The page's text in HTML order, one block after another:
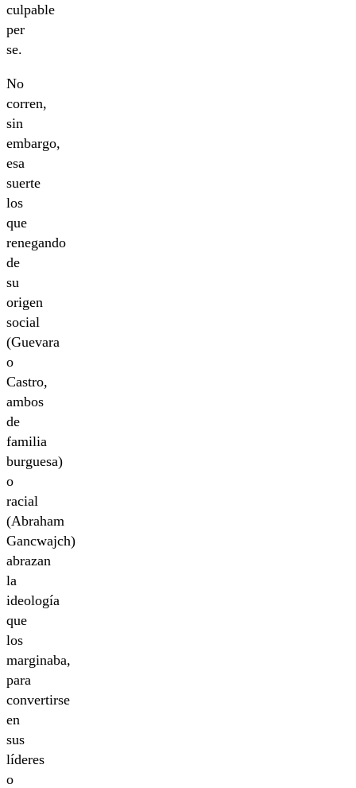
culpable
per
se.
No
corren,
sin
embargo,
esa
suerte
los
que
renegando
de
su
origen
social
(Guevara
o
Castro,
ambos
de
familia
burguesa)
o
racial
(Abraham
Gancwajch)
abrazan
la
ideología
que
los
marginaba,
para
convertirse
en
sus
líderes
o